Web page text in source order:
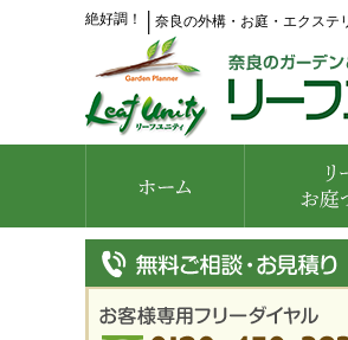
絶好調！ 奈良の外構・お庭・エクステ